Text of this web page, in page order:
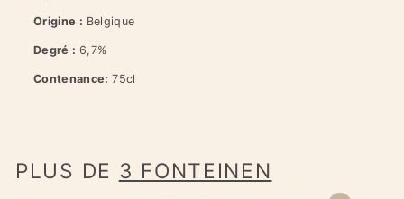
Origine : Belgique
Degré : 6,7%
Contenance:75cl
PLUS DE 3 FONTEINEN